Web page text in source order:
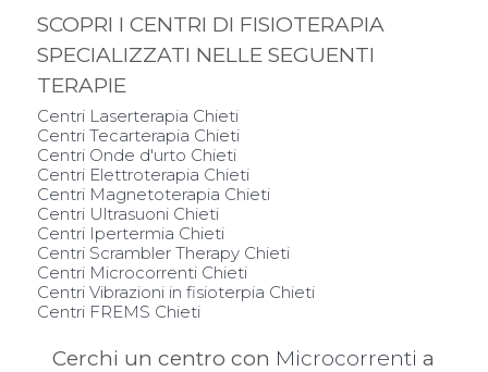
SCOPRI I CENTRI DI FISIOTERAPIA
SPECIALIZZATI NELLE SEGUENTI
TERAPIE
Centri Laserterapia Chieti
Centri Tecarterapia Chieti
Centri Onde d'urto Chieti
Centri Elettroterapia Chieti
Centri Magnetoterapia Chieti
Centri Ultrasuoni Chieti
Centri Ipertermia Chieti
Centri Scrambler Therapy Chieti
Centri Microcorrenti Chieti
Centri Vibrazioni in fisioterpia Chieti
Centri FREMS Chieti
Cerchi un centro con Microcorrenti a